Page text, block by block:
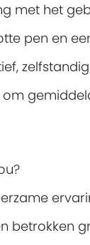
met het
pen en
betrokken